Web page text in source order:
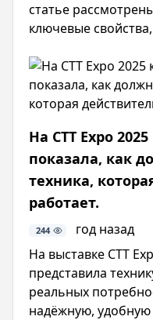
статье рассмотрены
ключевые
современные
прочные,
внешним
На CTT Expo
показала, как
техника,
работает.
244
год назад
На выставке CTT Expo компания
представила
реальных
надёжную,